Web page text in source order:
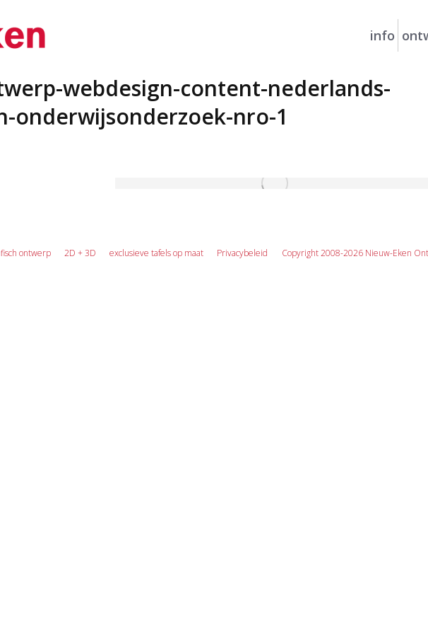
info
webdesign-content-nederlands-
onderwijsonderzoek-nro-1
ontwerp 2D + 3D exclusieve tafels op maat Privacybeleid Copyright 2008-2026 Nieuw-Eken